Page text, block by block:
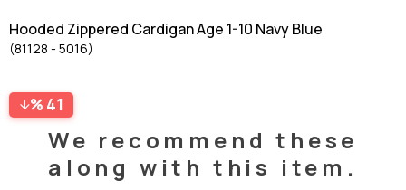
Hooded Zippered Cardigan Age 1-10 Navy Blue
(81128 - 5016)
41
We recommend these
along with this item.